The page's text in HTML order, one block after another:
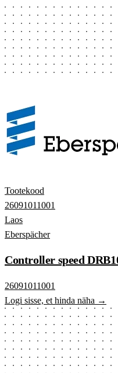
Tootekood
26091011001
Laos
Eberspächer
Controller speed
26091011001
Logi sisse, et hinda näha →